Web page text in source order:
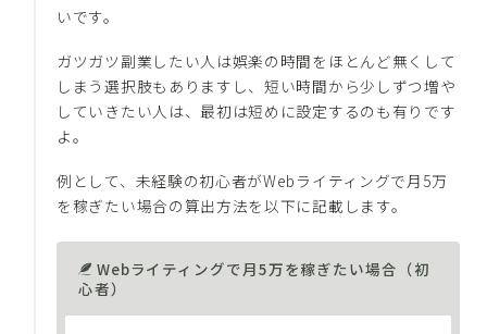
いです。
ガツガツ副業したい人は娯楽の時間をほとんど無くして
しまう選択肢もありますし、短い時間から少しずつ増や
していきたい人は、最初は短めに設定するのも有りです
よ。
例として、未経験の初心者がWebライティングで月5万
を稼ぎたい場合の算出方法を以下に記載します。
Webライティングで月5万を稼ぎたい場合（初
心者）